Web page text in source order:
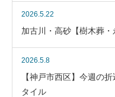
2026.5.22
加古川・高砂【樹木葬
2026.5.8
【神戸市西区】今週の
タイル